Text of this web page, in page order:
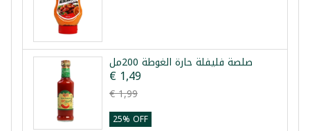
صلصة فليفلة حارة الغوطة 200مل
€ 1,49
€ 1,99
25% OFF